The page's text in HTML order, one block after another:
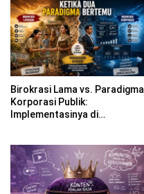
Birokrasi Lama vs. Paradigma
Korporasi Publik:
Implementasinya di